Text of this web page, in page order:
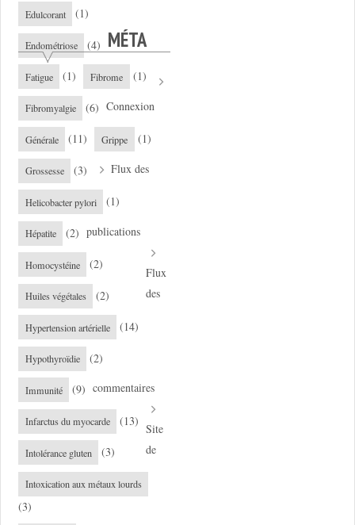
Edulcorant (1)
Endométriose (4)
Fatigue (1) Fibrome (1)
Fibromyalgie (6)
Générale (11) Grippe (1)
Grossesse (3)
Helicobacter pylori (1)
Hépatite (2)
Homocystéine (2)
Huiles végétales (2)
Hypertension artérielle (14)
Hypothyroïdie (2)
Immunité (9)
Infarctus du myocarde (13)
Intolérance gluten (3)
Intoxication aux métaux lourds
(3)
MÉTA
Connexion
Flux des
publications
Flux
des
commentaires
Site
de